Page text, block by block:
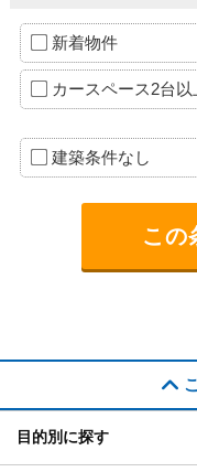
新着物件
カースペース2台以
建築条件なし
目的別に探す